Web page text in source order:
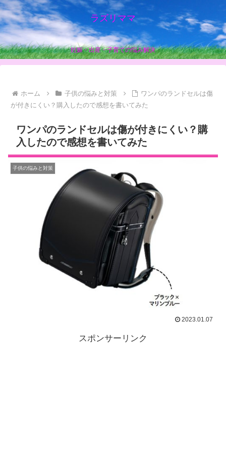
ラズリママ
妊娠・出産・子育ての悩み解決
ホーム 子供の悩みと対策
ワンパのランドセルは傷
が付きにくい？購入したので感想を書いてみた
ワンパのランドセルは傷が付きにくい？購
入したので感想を書いてみた
子供の悩みと対策
2023.01.07
スポンサーリンク